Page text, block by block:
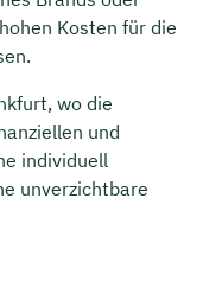
Kosten für die
wo die
und
individuell
unverzichtbare